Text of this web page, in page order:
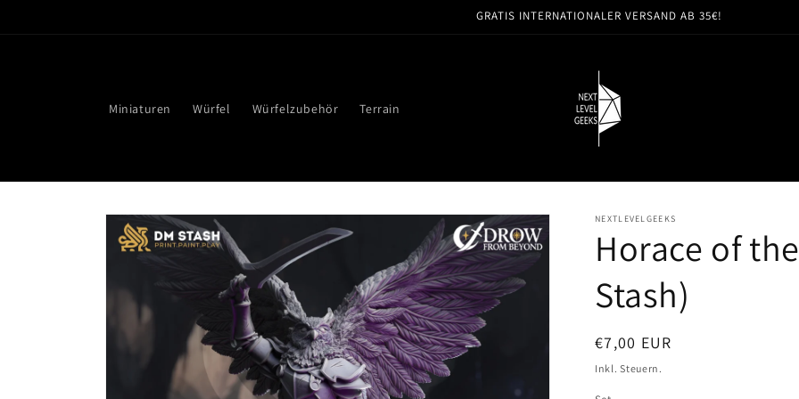
GRATIS INTERNATIONALER VERSAND AB 35€!
Miniaturen Würfel Würfelzubehör Terrain
Zu
Produktinformationen
springen
NEXTLEVELGEEKS
Horace of
Stash)
Normaler
Preis
€7,00 EUR
Inkl. Steuern.